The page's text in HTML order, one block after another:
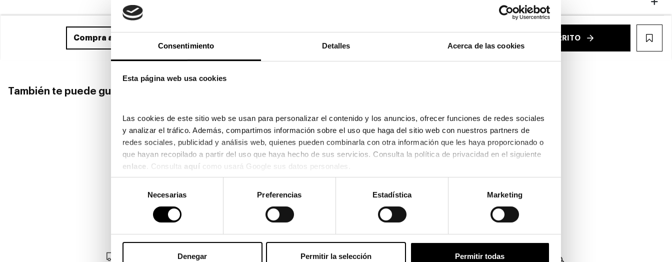
Consentimiento Detalles Acerca de las cookies
Esta página web usa cookies
Las cookies de este sitio web se usan para personalizar el contenido y los anuncios, ofrecer funciones de redes sociales
y analizar el tráfico. Además, compartimos información sobre el uso que haga del sitio web con nuestros partners de
redes sociales, publicidad y análisis web, quienes pueden combinarla con otra información que les haya proporcionado o
enlace . Consulta aquí como usará Google sus datos personales.
consentimiento
Necesarias Preferencias Estadística Marketing
Denegar Permitir la selección Permitir todas
Compra ahora 65,24€ AÑADIR AL CARRITO
También te puede gustar
Guess
GUESS GU 00196
Guess
2 colores
Guess
GUESS GU 00113
101,35€
2 colores
Guess
2 colores
Guess
84,45€
Guess
84,45€